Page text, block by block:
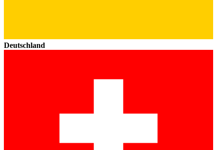
Deutschland